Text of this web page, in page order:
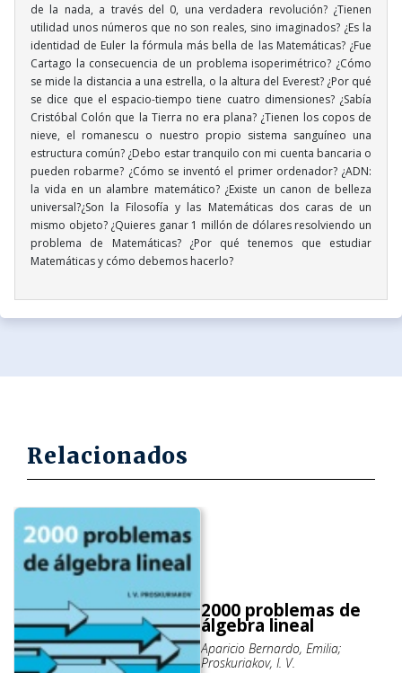
de la nada, a través del 0, una verdadera revolución? ¿Tienen
utilidad unos números que no son reales, sino imaginados? ¿Es la
identidad de Euler la fórmula más bella de las Matemáticas? ¿Fue
Cartago la consecuencia de un problema isoperimétrico? ¿Cómo
se mide la distancia a una estrella, o la altura del Everest? ¿Por qué
se dice que el espacio-tiempo tiene cuatro dimensiones? ¿Sabía
Cristóbal Colón que la Tierra no era plana? ¿Tienen los copos de
nieve, el romanescu o nuestro propio sistema sanguíneo una
estructura común? ¿Debo estar tranquilo con mi cuenta bancaria o
pueden robarme? ¿Cómo se inventó el primer ordenador? ¿ADN:
la vida en un alambre matemático? ¿Existe un canon de belleza
universal?¿Son la Filosofía y las Matemáticas dos caras de un
mismo objeto? ¿Quieres ganar 1 millón de dólares resolviendo un
problema de Matemáticas? ¿Por qué tenemos que estudiar
Matemáticas y cómo debemos hacerlo?
Relacionados
2000 problemas de
álgebra lineal
Aparicio Bernardo, Emilia;
Proskuriakov, I. V.